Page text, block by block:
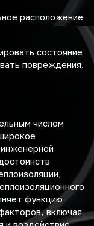
расположение
состояние
повреждения.
числом
функцию
включая